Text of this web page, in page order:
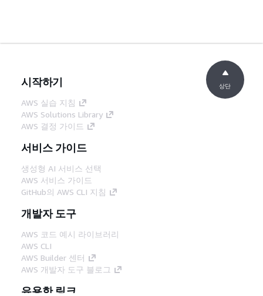
시작하기
AWS 실습 지침
AWS Solutions Library
AWS 결정 가이드
서비스 가이드
생성형 AI 서비스 선택
AWS 서비스 가이드
GitHub의 AWS CLI 지침
개발자 도구
AWS 코드 예시 라이브러리
AWS CLI
AWS Builder 센터
AWS 개발자 도구 블로그
유용한 링크
상단